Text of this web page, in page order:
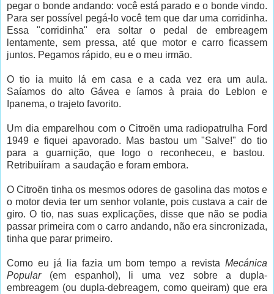
pegar o bonde andando: você está parado e o bonde vindo.
Para ser possível pegá-lo você tem que dar uma corridinha.
Essa "corridinha" era soltar o pedal de embreagem
lentamente, sem pressa, até que motor e carro ficassem
juntos. Pegamos rápido, eu e o meu irmão.
O tio ia muito lá em casa e a cada vez era um aula.
Saíamos do alto Gávea e íamos à praia do Leblon e
Ipanema, o trajeto favorito.
Um dia emparelhou com o Citroën uma radiopatrulha Ford
1949 e fiquei apavorado. Mas bastou um "Salve!" do tio
para a guarnição, que logo o reconheceu, e bastou.
Retribuiíram a saudação e foram embora.
O Citroën tinha os mesmos odores de gasolina das motos e
o motor devia ter um senhor volante, pois custava a cair de
giro. O tio, nas suas explicações, disse que não se podia
passar primeira com o carro andando, não era sincronizada,
tinha que parar primeiro.
Como eu já lia fazia um bom tempo a revista Mecánica
Popular(em espanhol), li uma vez sobre a dupla-
embreagem (ou dupla-debreagem, como queiram) que era